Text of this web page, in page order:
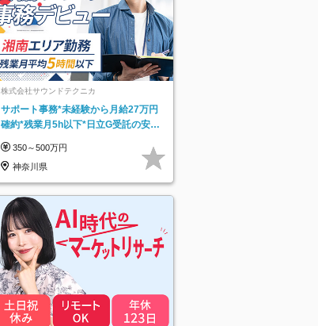
株式会社サウンドテクニカ
サポート事務*未経験から月給27万円
確約*残業月5h以下*日立G受託の安定
350～500万円
神奈川県